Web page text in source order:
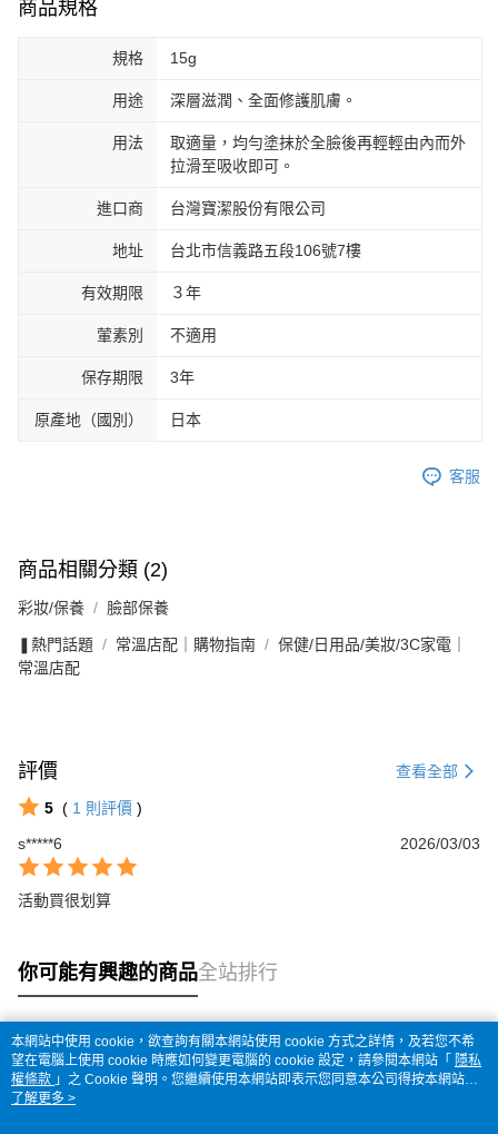
商品規格
規格 15g
用途 深層滋潤、全面修護肌膚。
用法
取適量，均勻塗抹於全臉後再輕輕由內而外
拉滑至吸收即可。
進口商 台灣寶潔股份有限公司
地址 台北市信義路五段106號7樓
有效期限 ３年
葷素別 不適用
保存期限 3年
原產地（國別） 日本
客服
商品相關分類 (2)
彩妝/保養 臉部保養
❚熱門話題 常溫店配｜購物指南
保健/日用品/美妝/3C家電｜
常溫店配
評價 查看全部
5 ( 1 則評價 )
s*****6
2026/03/03
活動買很划算
你可能有興趣的商品全站排行
熱門標籤
本網站中使用 cookie，欲查詢有關本網站使用 cookie 方式之詳情，及若您不希
望在電腦上使用 cookie 時應如何變更電腦的 cookie 設定，請參閱本網站「 隱私
權條款 」之 Cookie 聲明。您繼續使用本網站即表示您同意本公司得按本網站使
用條款之 Cookie 聲明使用 cookie。
了解更多 >